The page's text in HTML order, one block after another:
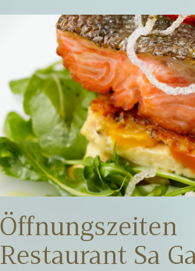
Öffnungszeiten
Restaurant Sa